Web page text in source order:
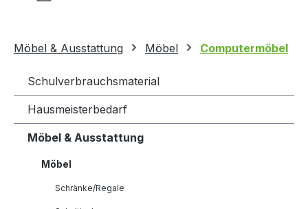
Möbel & Ausstattung Möbel Computermöbel
Schulverbrauchsmaterial
Hausmeisterbedarf
Möbel & Ausstattung
Möbel
Schränke/Regale